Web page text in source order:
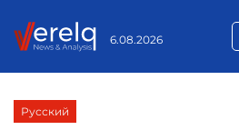
6.08.2026
Русский